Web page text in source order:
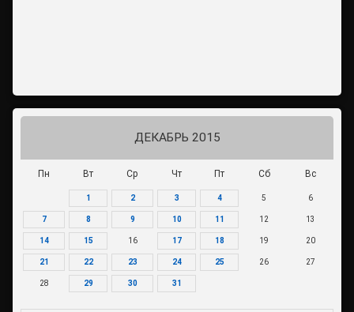
ДЕКАБРЬ 2015
Пн Вт Ср Чт Пт Сб Вс
1 2 3 4 5 6
7 8 9 10 11 12 13
14 15 16 17 18 19 20
21 22 23 24 25 26 27
28 29 30 31